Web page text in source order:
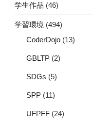
学生作品 (46)
学習環境 (494)
CoderDojo (13)
GBLTP (2)
SDGs (5)
SPP (11)
UFPFF (24)